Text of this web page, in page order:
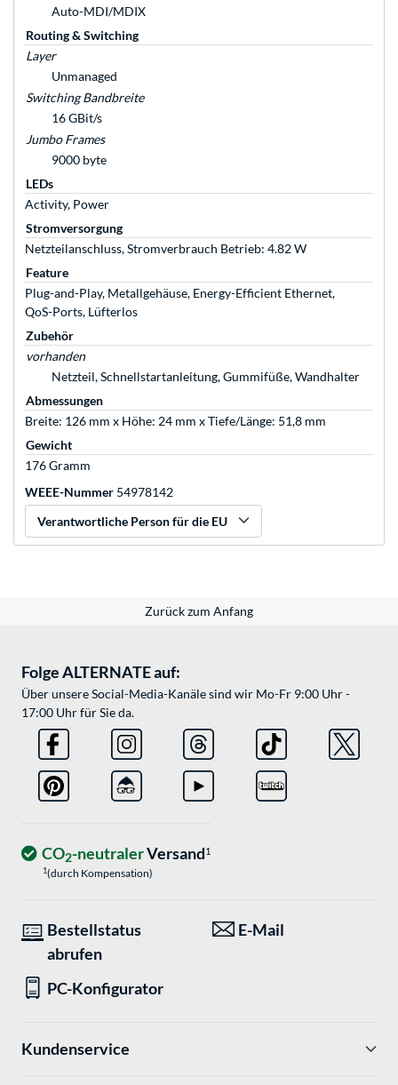
Auto-MDI/MDIX
Routing & Switching
Layer
Unmanaged
Switching Bandbreite
16 GBit/s
Jumbo Frames
9000 byte
LEDs
Activity, Power
Stromversorgung
Netzteilanschluss, Stromverbrauch Betrieb: 4.82 W
Feature
Plug-and-Play, Metallgehäuse, Energy-Efficient Ethernet,
QoS-Ports, Lüfterlos
Zubehör
vorhanden
Netzteil, Schnellstartanleitung, Gummifüße, Wandhalter
Abmessungen
Breite: 126 mm x Höhe: 24 mm x Tiefe/Länge: 51,8 mm
Gewicht
176 Gramm
WEEE-Nummer 54978142
Verantwortliche Person für die EU
Zurück zum Anfang
Folge ALTERNATE auf:
Über unsere Social-Media-Kanäle sind wir Mo-Fr 9:00 Uhr -
17:00 Uhr für Sie da.
CO2-neutralerVersand1
1(durch Kompensation)
Bestellstatus
abrufen
E-Mail
PC-Konfigurator
Kundenservice